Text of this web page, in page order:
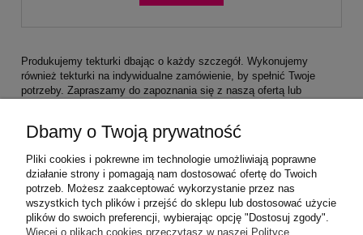
Produkujemy tekturki dbając o każdy szczegół. Wykonujemy
również tekturki na indywidualne zamówienie, by spełnić Twoje
potrzeby. Zapraszamy do zapoznania się z naszą ofertą lub
Pomoc
Dbamy o Twoją prywatność
Pliki cookies i pokrewne im technologie umożliwiają poprawne
działanie strony i pomagają nam dostosować ofertę do Twoich
potrzeb. Możesz zaakceptować wykorzystanie przez nas
wszystkich tych plików i przejść do sklepu lub dostosować użycie
plików do swoich preferencji, wybierając opcję "Dostosuj zgody".
Więcej o plikach cookies przeczytasz w naszej Polityce